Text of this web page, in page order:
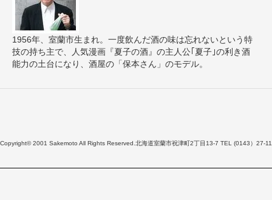
1956年、室蘭市生まれ。一度飲んだ酒の味は忘れないという特
技の持ち主で、人気漫画『夏子の酒』の主人公｢夏子｣の利き酒
能力の土台になり、酒屋の「保本さん」のモデル。
Copyright© 2001 Sakemoto All Rights Reserved.北海道室蘭市祝津町2丁目13-7 TEL (0143）27-